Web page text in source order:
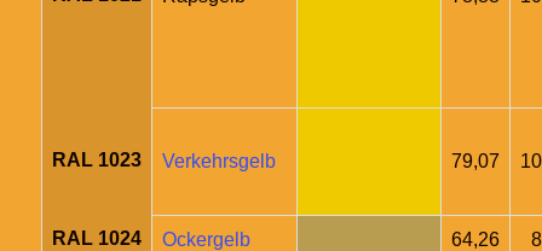
RAL 1023 Verkehrsgelb 79,07
RAL 1024 Ockergelb 64,26